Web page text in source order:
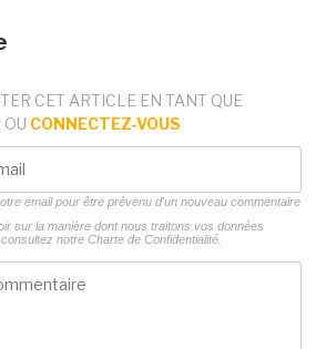
CET ARTICLE EN TANT QUE
OU CONNECTEZ-VOUS
email pour être prévenu d'un nouveau commentaire
sur la manière dont nous traitons vos données
notre Charte de Confidentialité.